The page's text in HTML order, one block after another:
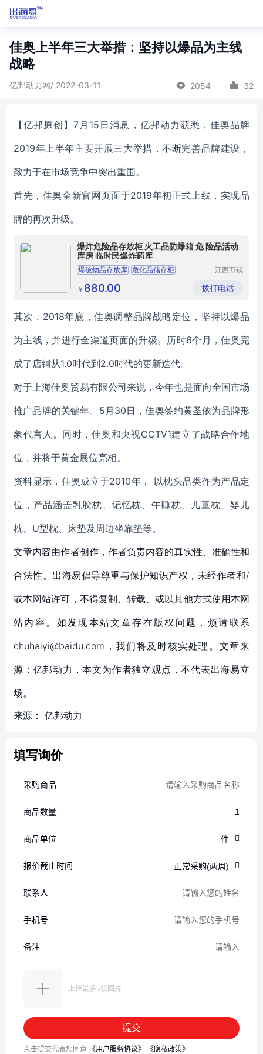
佳奥上半年三大举措：坚持以爆品为主线
战略
亿邦动力网/ 2022-03-11 2054 32
【亿邦原创】7月15日消息，亿邦动力获悉，佳奥品牌
2019年上半年主要开展三大举措，不断完善品牌建设，
致力于在市场竞争中突出重围。
首先，佳奥全新官网页面于2019年初正式上线，实现品
牌的再次升级。
爆炸危险品存放柜 火工品防爆箱 危 险品活动
库房 临时民爆炸药库
爆破物品存放库 危化品储存柜
爆炸物品库
临时炸药库房
江西万锐
有限公司
￥ 880.00 拨打电话
其次，2018年底，佳奥调整品牌战略定位，坚持以爆品
为主线，并进行全渠道页面的升级。历时6个月，佳奥完
成了店铺从1.0时代到2.0时代的更新迭代。
对于上海佳奥贸易有限公司来说，今年也是面向全国市场
推广品牌的关键年。5月30日，佳奥签约黄圣依为品牌形
象代言人。同时，佳奥和央视CCTV1建立了战略合作地
位，并将于黄金展位亮相。
资料显示，佳奥成立于2010年， 以枕头品类作为产品定
位，产品涵盖乳胶枕、记忆枕、午睡枕、儿童枕、婴儿
枕、U型枕、床垫及周边坐靠垫等。
文章内容由作者创作，作者负责内容的真实性、准确性和
合法性。出海易倡导尊重与保护知识产权，未经作者和/
或本网站许可，不得复制、转载、或以其他方式使用本网
站内容。如发现本站文章存在版权问题，烦请联系
chuhaiyi@baidu.com，我们将及时核实处理。文章来
源：亿邦动力，本文为作者独立观点，不代表出海易立
场。
来源： 亿邦动力
填写询价